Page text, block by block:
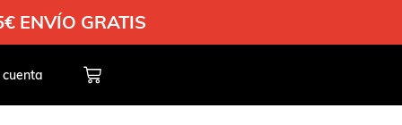
ENVÍO GRATIS
cuenta